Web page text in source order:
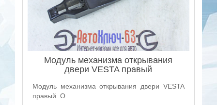
Модуль механизма открывания
двери VESTA правый
Модуль механизма открывания двери VESTA
правый. O..